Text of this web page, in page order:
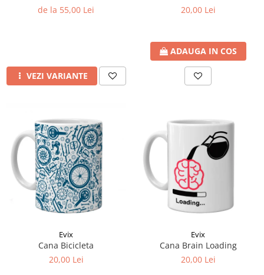
de la 55,00 Lei
VEZI VARIANTE
20,00 Lei
ADAUGA IN COS
Evix
Cana Bicicleta
20,00 Lei
Evix
Cana Brain Loading
20,00 Lei